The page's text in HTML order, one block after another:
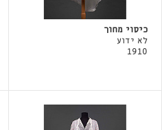
כיסוי מחוך
לא ידוע
1910